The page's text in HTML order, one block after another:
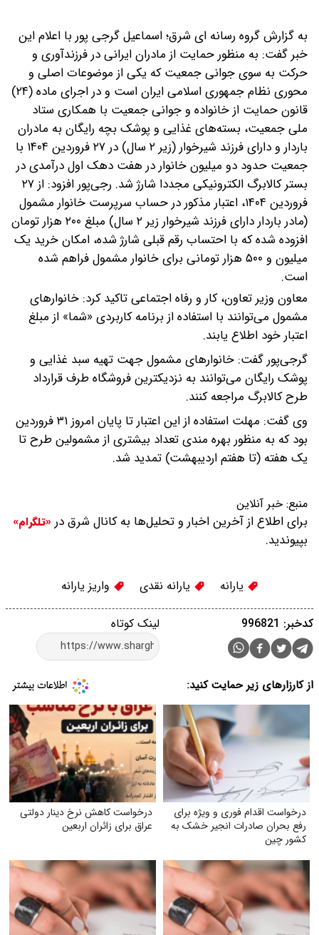
به گزارش گروه رسانه ای شرق؛ اسماعیل گرجی پور با اعلام این
خبر گفت: به منظور حمایت از مادران ایرانی در فرزندآوری و
حرکت به سوی جوانی جمعیت که یکی از موضوعات اصلی و
محوری نظام جمهوری اسلامی ایران است و در اجرای ماده (۲۴)
قانون حمایت از خانواده و جوانی جمعیت با همکاری ستاد
ملی جمعیت، بسته‌های غذایی و پوشک بچه رایگان به مادران
باردار و دارای فرزند شیرخوار (زیر ۲ سال) در ۲۷ فروردین ۱۴۰۴ با
جمعیت حدود دو میلیون خانوار در هفت دهک اول درآمدی در
بستر کالابرگ الکترونیکی مجددا شارژ شد.
رجی‌پور افزود: از ۲۷
فروردین ۱۴۰۴، اعتبار مذکور در حساب سرپرست خانوار مشمول
(مادر باردار دارای فرزند شیرخوار زیر ۲ سال) مبلغ ۲۰۰ هزار تومان
افزوده شده که با احتساب رقم قبلی شارژ شده، امکان خرید یک
میلیون و ۵۰۰ هزار تومانی برای خانوار مشمول فراهم شده
است.
معاون وزیر تعاون، کار و رفاه اجتماعی تاکید کرد: خانوارهای
مشمول می‌توانند با استفاده از برنامه کاربردی «شما» از مبلغ
اعتبار خود اطلاع یابند.
گرجی‌پور گفت: خانوارهای مشمول جهت تهیه سبد غذایی و
پوشک رایگان می‌توانند به نزدیکترین فروشگاه طرف قرارداد
طرح کالابرگ مراجعه کنند.
وی گفت: مهلت استفاده از این اعتبار تا پایان امروز ۳۱ فروردین
بود که به منظور بهره مندی تعداد بیشتری از مشمولین طرح تا
یک هفته (تا هفتم اردیبهشت) تمدید شد.
منبع: خبر آنلاین
برای اطلاع از آخرین اخبار و تحلیل‌ها به کانال شرق در «تلگرام»
بپیوندید.
یارانه یارانه نقدی واریز یارانه
لینک کوتاه کدخبر: 996821
از کارزارهای زیر حمایت کنید:
درخواست اقدام فوری و ویژه برای
رفع بحران صادرات انجیر خشک به
کشور چین
درخواست کاهش نرخ دینار دولتی
عراق برای زائران اربعین